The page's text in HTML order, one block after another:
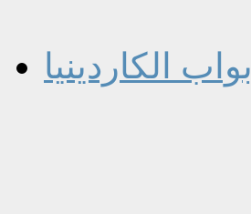
ابواب الكاردينيا